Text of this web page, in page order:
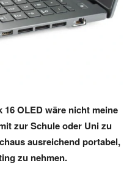
OLED wäre nicht meine
zur Schule oder Uni zu
ausreichend portabel,
zu nehmen.